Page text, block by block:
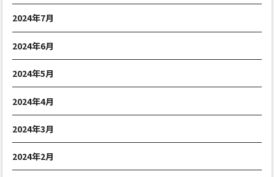
2024年7月
2024年6月
2024年5月
2024年4月
2024年3月
2024年2月